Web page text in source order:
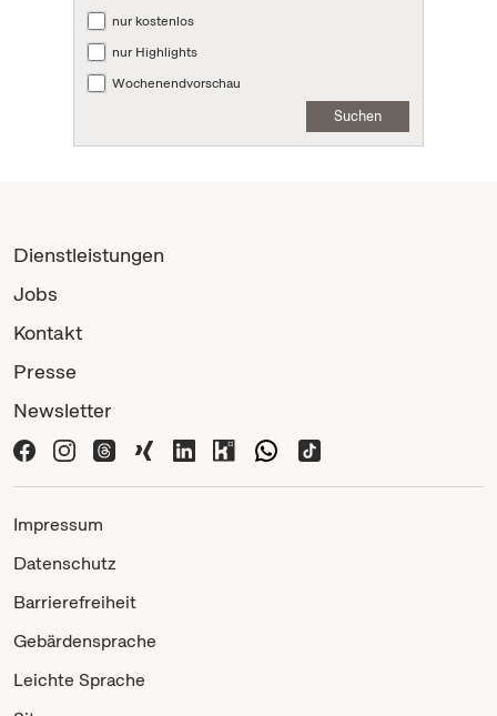
nur kostenlos
nur Highlights
Wochenendvorschau
Suchen
Dienstleistungen
Jobs
Kontakt
Presse
Newsletter
Impressum
Datenschutz
Barrierefreiheit
Gebärdensprache
Leichte Sprache